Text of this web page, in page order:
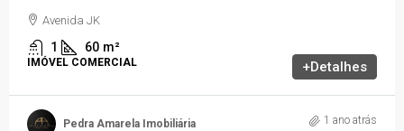
Avenida JK
1 60 m²
IMÓVEL COMERCIAL +Detalhes
Pedra Amarela Imobiliária 1 ano atrás